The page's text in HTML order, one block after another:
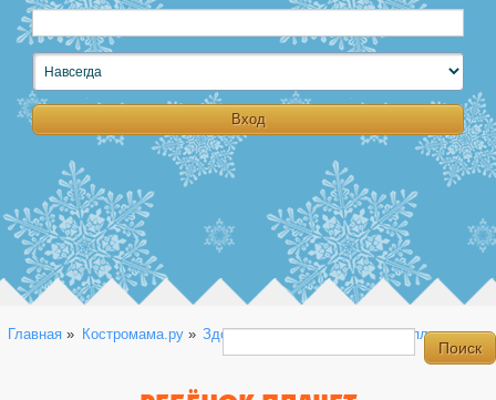
Главная » Костромама.ру» Здоровье» Общая» Ребёнок плачет